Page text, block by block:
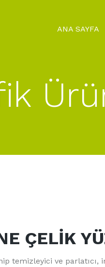
ANA SAYFA
ÇELİK
temizleyici ve